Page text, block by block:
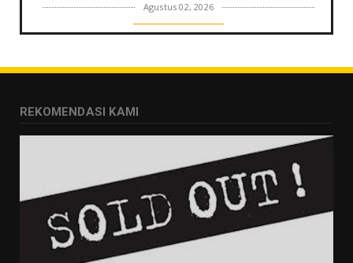
Agustus 02, 2026
GALLERY MUSTIKA
Agustus 01, 2026
MUSTIKA LANGGENG PERNIKAHAN
Agustus 01, 2026
GALLERY MUSTIKA
MUSTIKA KHODAM SURO
Agustus 01, 2026
GALLERY MUSTIKA
MUSTIKA MANTRA CINTA
REKOMENDASI KAMI